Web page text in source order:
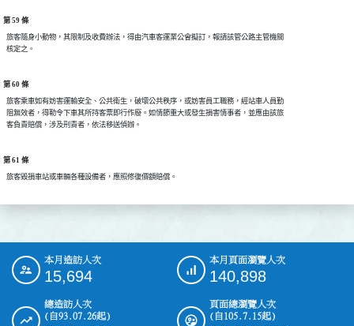
第 59 條
  旅客隨身小動物，其限制及收費辦法，得由汽車客運業公會擬訂，報請該管公路主管機關
第 60 條
  旅客乘車如有妨害運輸安全、公共衛生，破壞公共秩序，或妨害員工職務，經站車人員勤
  阻無效者，得勒令下車其所持客票即行作廢。如情節重大或發生損害情事者，並應由該旅
第 61 條
::: 本月造訪人次
15,694
本月頁面瀏覽人次
140,898
總造訪人次
(自93.07.26起)
頁面總瀏覽人次
(自105.7.15起)